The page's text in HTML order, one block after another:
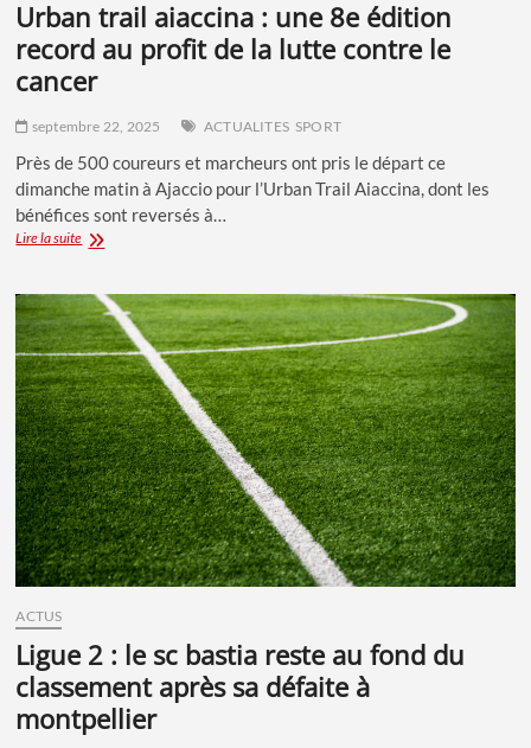
urban trail aiaccina : une 8e édition
record au profit de la lutte contre le
cancer
septembre 22, 2025 ACTUALITES SPORT
Près de 500 coureurs et marcheurs ont pris le départ ce
dimanche matin à Ajaccio pour l’Urban Trail Aiaccina, dont les
bénéfices sont reversés à…
Lire la suiteURBAN
:
UNE
8E
ÉDITION
RECORD
AU
PROFIT
DE
LA
LUTTE
CONTRE
LE
CANCER
ACTUS
ligue 2 : le sc bastia reste au fond du
classement après sa défaite à
montpellier